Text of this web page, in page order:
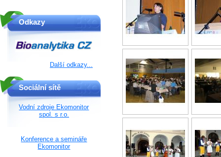
Odkazy
Další odkazy...
Sociální sítě
Vodní zdroje Ekomonitor
spol. s r.o.
Konference a semináře
Ekomonitor